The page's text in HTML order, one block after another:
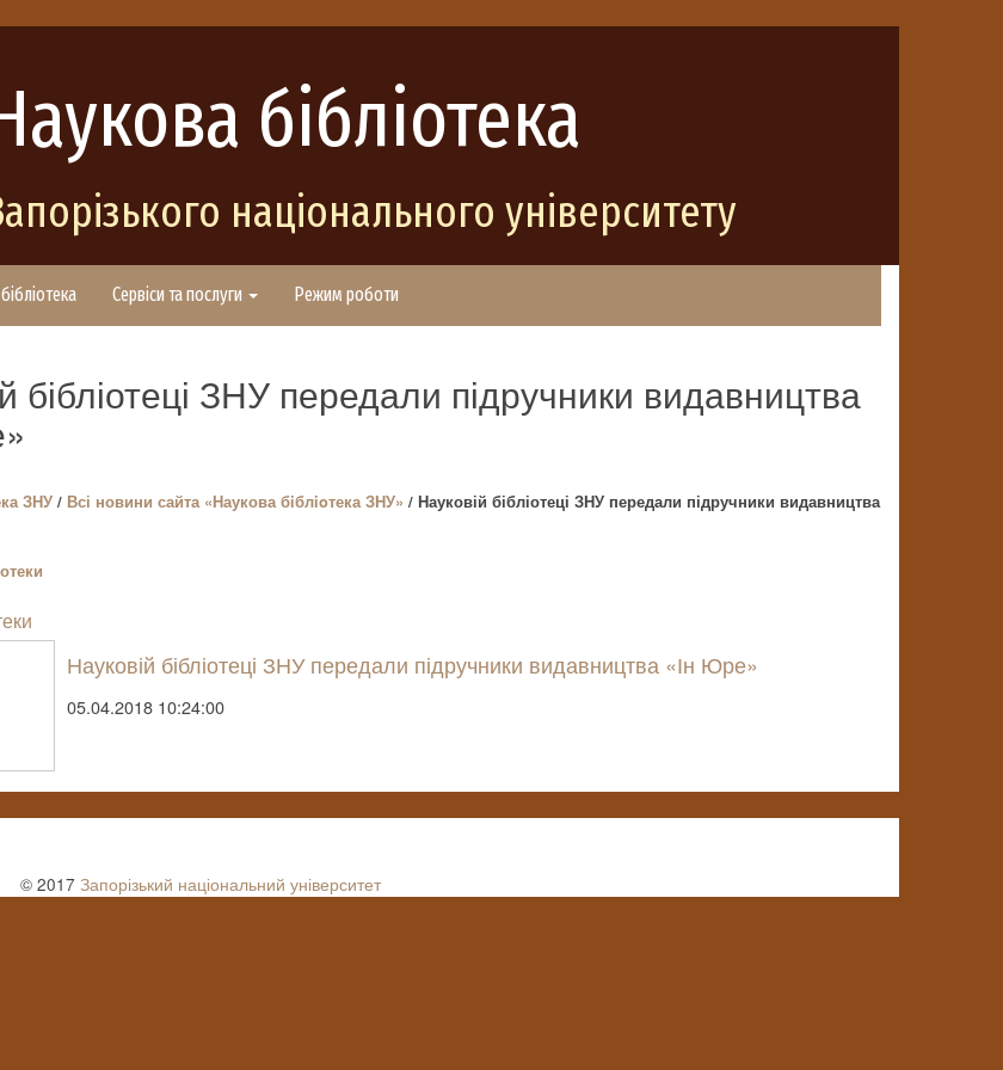
бібліотека
національного університету
Сервіси та послуги Режим роботи
бібліотеці ЗНУ передали підручники видавництва
ЗНУ/ Всі новини сайта «Наукова бiблioтека ЗНУ» / Науковій бібліотеці ЗНУ передали підручники видавництва
Науковій бібліотеці ЗНУ передали підручники видавництва «Ін Юре»
05.04.2018 10:24:00
© 2017 Запорізький національний університет